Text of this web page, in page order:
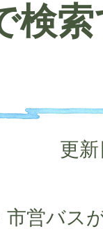
検
更
営バス